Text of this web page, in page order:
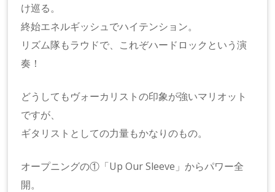
け巡る。
終始エネルギッシュでハイテンション。
リズム隊もラウドで、これぞハードロックという演
奏！
どうしてもヴォーカリストの印象が強いマリオット
ですが、
ギタリストとしての力量もかなりのもの。
オープニングの①「Up Our Sleeve」からパワー全
開。